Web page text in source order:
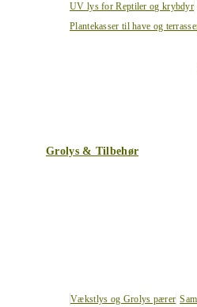
UV lys for Reptiler og krybdyr
Plantekasser til have og
Grolys & Tilbehør
Vækstlys og Grolys pærer